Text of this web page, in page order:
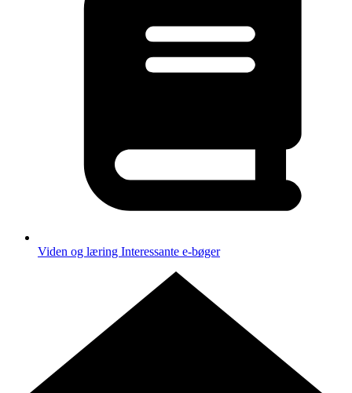
Viden og læring Interessante e-bøger